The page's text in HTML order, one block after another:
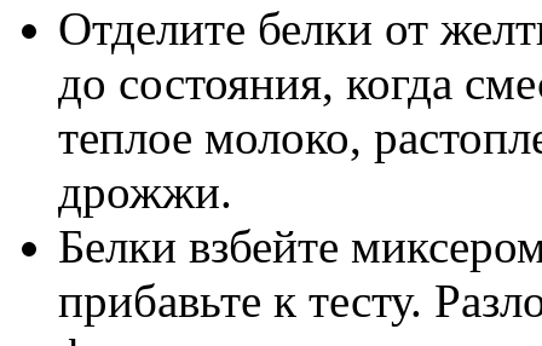
Отделите белки от
до состояния, когда
теплое молоко,
дрожжи.
Белки взбейте
прибавьте к тесту.